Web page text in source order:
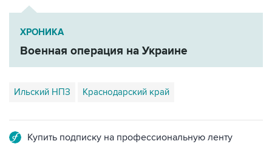
ХРОНИКА
Военная операция на Украине
Ильский НПЗ Краснодарский край
Купить подписку на профессиональную ленту